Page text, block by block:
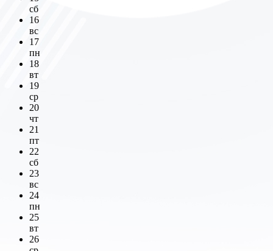
сб
16
вс
17
пн
18
вт
19
ср
20
чт
21
пт
22
сб
23
вс
24
пн
25
вт
26